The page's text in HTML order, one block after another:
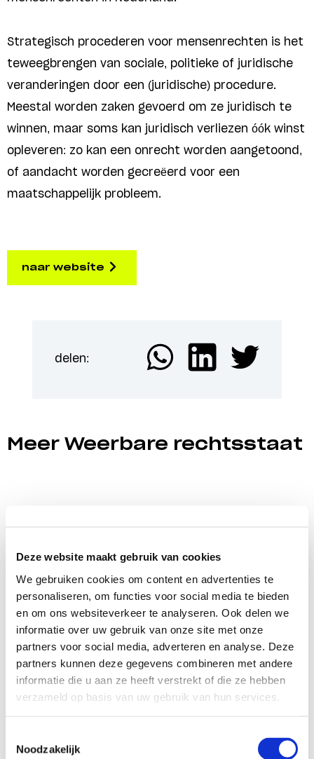
Deze website maakt gebruik van cookies
We gebruiken cookies om content en advertenties te
personaliseren, om functies voor social media te bieden
en om ons websiteverkeer te analyseren. Ook delen we
informatie over uw gebruik van onze site met onze
partners voor social media, adverteren en analyse. Deze
partners kunnen deze gegevens combineren met andere
informatie die u aan ze heeft verstrekt of die ze hebben
verzameld op basis van uw gebruik van hun services.
Noodzakelijk
Strategisch procederen voor mensenrechten is het
teweegbrengen van sociale, politieke of juridische
veranderingen door een (juridische) procedure.
Meestal worden zaken gevoerd om ze juridisch te
winnen, maar soms kan juridisch verliezen óók winst
opleveren: zo kan een onrecht worden aangetoond,
of aandacht worden gecreëerd voor een
maatschappelijk probleem.
naar website
delen:
Meer Weerbare rechtsstaat
Weerbare rechtsstaat